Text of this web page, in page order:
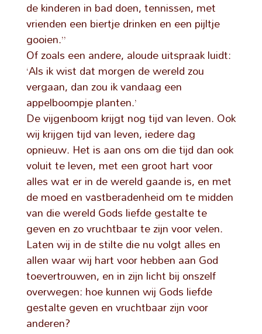
de kinderen in bad doen, tennissen, met
vrienden een biertje drinken en een pijltje
gooien.”
Of zoals een andere, aloude uitspraak luidt:
‘Als ik wist dat morgen de wereld zou
vergaan, dan zou ik vandaag een
appelboompje planten.’
De vijgenboom krijgt nog tijd van leven. Ook
wij krijgen tijd van leven, iedere dag
opnieuw. Het is aan ons om die tijd dan ook
voluit te leven, met een groot hart voor
alles wat er in de wereld gaande is, en met
de moed en vastberadenheid om te midden
van die wereld Gods liefde gestalte te
geven en zo vruchtbaar te zijn voor velen.
Laten wij in de stilte die nu volgt alles en
allen waar wij hart voor hebben aan God
toevertrouwen, en in zijn licht bij onszelf
overwegen: hoe kunnen wij Gods liefde
gestalte geven en vruchtbaar zijn voor
anderen?